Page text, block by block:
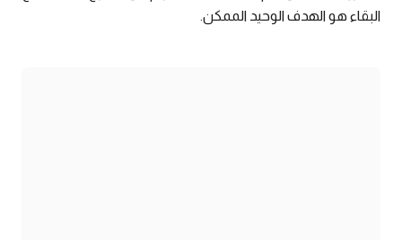
البقاء هو الهدف الوحيد الممكن.